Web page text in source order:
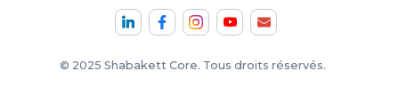
© 2025 Shabakett Core. Tous droits réservés.